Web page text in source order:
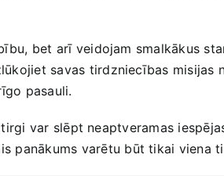
bet ⁣arī veidojam smalkākus
savas tirdzniecības
pasauli.
var‌ slēpt neaptveramas
panākums varētu būt tikai viena